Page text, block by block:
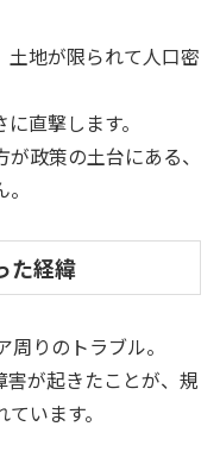
土地が限られて人口密
直撃します。
政策の土台にある、
た経緯
りのトラブル。
が起きたことが、規
います。